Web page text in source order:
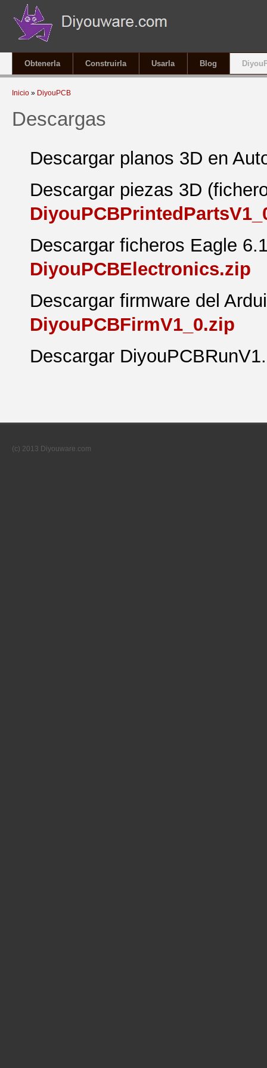
Obtenerla Construirla Usarla Blog
Se encuentra usted aquí
Inicio » DiyouPCB
Descargas
Descargar planos 3D en
Descargar piezas 3D
Descargar ficheros Eagle
DiyouPCBElectronics.zip
Descargar firmware del
DiyouPCBFirmV1_0.zip
Descargar
(c) 2013 Diyouware.com